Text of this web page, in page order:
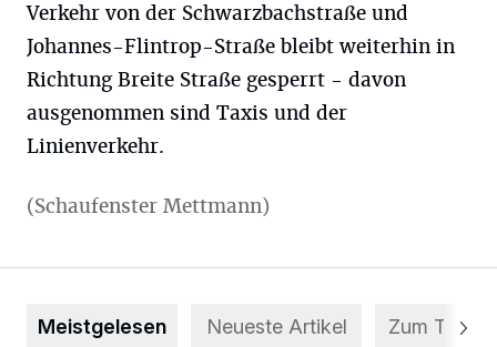
Verkehr von der Schwarzbachstraße und
Johannes-Flintrop-Straße bleibt weiterhin in
Richtung Breite Straße gesperrt - davon
ausgenommen sind Taxis und der
Linienverkehr.
(Schaufenster Mettmann)
Meistgelesen Neueste Artikel Zum Thema